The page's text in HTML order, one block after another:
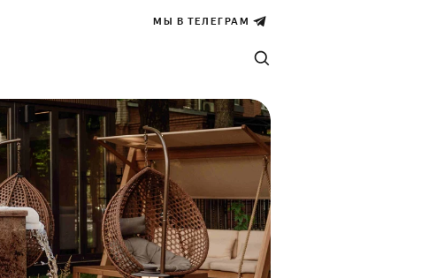
МЫ В ТЕЛЕГРАМ